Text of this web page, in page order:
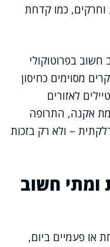
וחרקים, כמו קדחת
חשוב בפרוטוקולי
מסוימים כחיסון
לאזורים
אקנה, התרופה
– ולא רק בזכות
ומתי חשוב
או פעמיים ביום,